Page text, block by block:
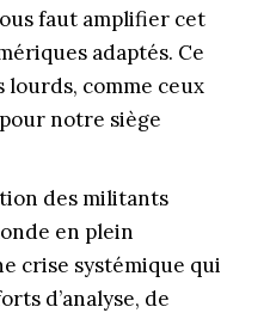
faut amplifier cet
adaptés. Ce
lourds, comme ceux
notre siège
des militants
en plein
crise systémique qui
d’analyse, de